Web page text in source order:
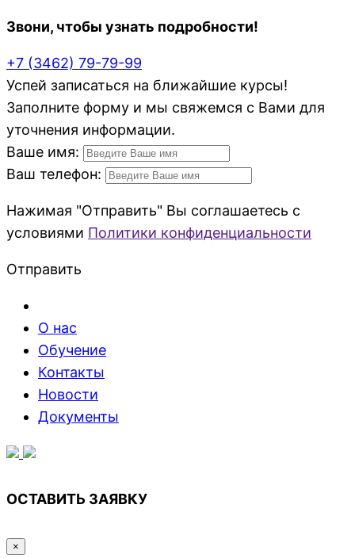
Звони, чтобы узнать подробности!
+7 (3462) 79-79-99
Успей записаться на ближайшие курсы!
Заполните форму и мы свяжемся с Вами для
уточнения информации.
Ваше имя:
Ваш телефон:
Нажимая "Отправить" Вы соглашаетесь с
условиями Политики конфиденциальности
Отправить
О нас
Обучение
Контакты
Новости
Документы
ОСТАВИТЬ ЗАЯВКУ
×